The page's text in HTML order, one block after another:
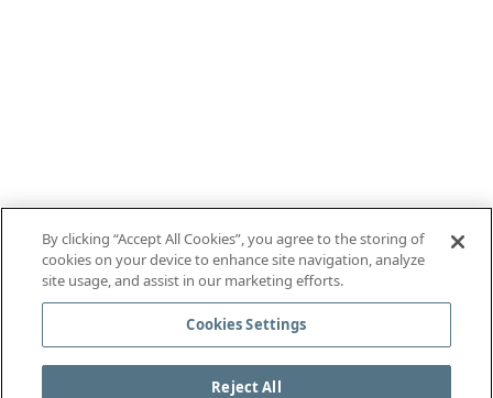
By clicking “Accept All Cookies”, you agree to the storing of
cookies on your device to enhance site navigation, analyze
site usage, and assist in our marketing efforts.
Cookies Settings
Reject All